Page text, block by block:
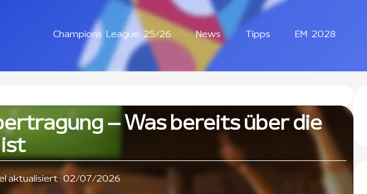
Champions League 25/26 News Tipps EM 2028
– Was bereits über die
aktualisiert : 02/07/2026